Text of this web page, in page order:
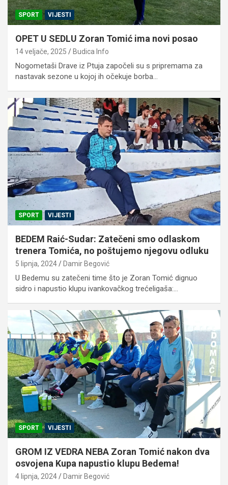
SPORT VIJESTI
OPET U SEDLU Zoran Tomić ima novi posao
14 veljače, 2025 Budica Info
Nogometaši Drave iz Ptuja započeli su s pripremama za
nastavak sezone u kojoj ih očekuje borba…
SPORT VIJESTI
BEDEM Raić-Sudar: Zatečeni smo odlaskom
trenera Tomića, no poštujemo njegovu odluku
5 lipnja, 2024 Damir Begović
U Bedemu su zatečeni time što je Zoran Tomić dignuo
sidro i napustio klupu ivankovačkog trećeligaša:…
SPORT VIJESTI
GROM IZ VEDRA NEBA Zoran Tomić nakon dva
osvojena Kupa napustio klupu Bedema!
4 lipnja, 2024 Damir Begović